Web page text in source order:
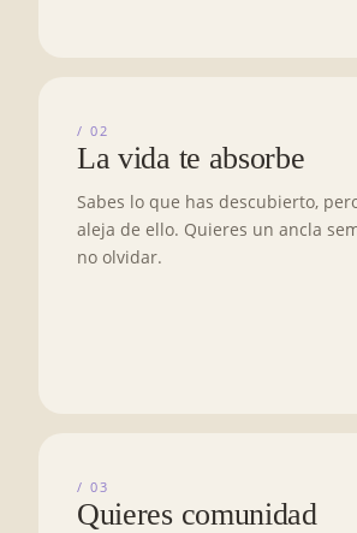
/ 02
La vida te absorbe
Sabes lo que has descubierto,
aleja de ello. Quieres un ancla
no olvidar.
/ 03
Quieres comunidad